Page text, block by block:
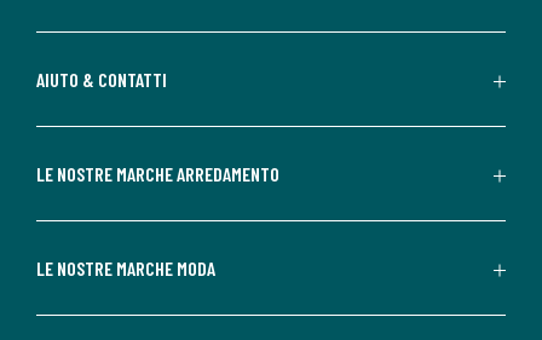
AIUTO & CONTATTI
LE NOSTRE MARCHE ARREDAMENTO
LE NOSTRE MARCHE MODA